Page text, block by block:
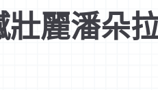
壯麗潘朵